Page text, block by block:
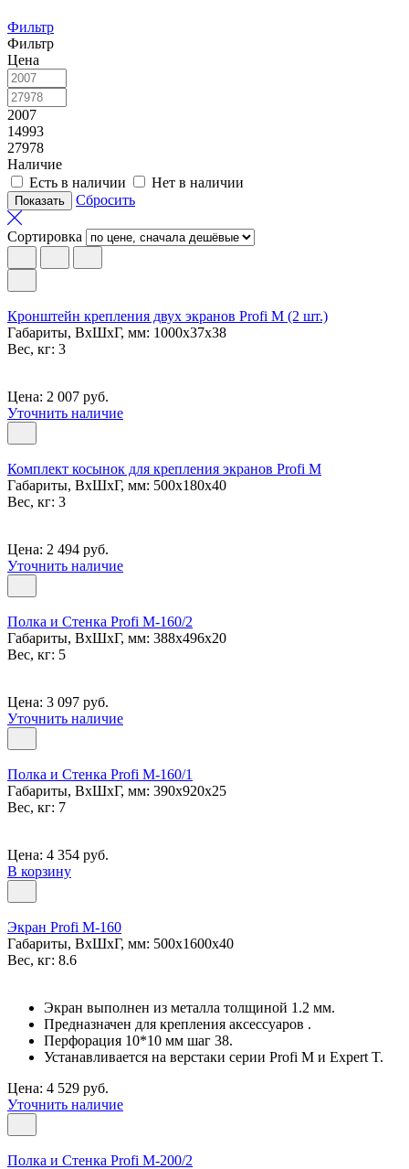
Фильтр
Фильтр
Цена
2007
14993
27978
Наличие
Есть в наличии
Нет в наличии
Сбросить
Сортировка
Кронштейн крепления двух экранов Profi M (2 шт.)
Габариты, ВxШxГ, мм: 1000x37x38
Вес, кг: 3
Цена: 2 007 руб.
Уточнить наличие
Комплект косынок для крепления экранов Profi M
Габариты, ВxШxГ, мм: 500x180x40
Вес, кг: 3
Цена: 2 494 руб.
Уточнить наличие
Полка и Стенка Profi M-160/2
Габариты, ВxШxГ, мм: 388x496x20
Вес, кг: 5
Цена: 3 097 руб.
Уточнить наличие
Полка и Стенка Profi M-160/1
Габариты, ВxШxГ, мм: 390x920x25
Вес, кг: 7
Цена: 4 354 руб.
В корзину
Экран Profi M-160
Габариты, ВxШxГ, мм: 500x1600x40
Вес, кг: 8.6
Экран выполнен из металла толщиной 1.2 мм.
Предназначен для крепления аксессуаров .
Перфорация 10*10 мм шаг 38.
Устанавливается на верстаки серии Profi M и Expert T.
Цена: 4 529 руб.
Уточнить наличие
Полка и Стенка Profi M-200/2